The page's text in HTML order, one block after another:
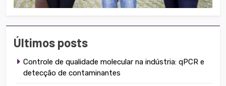
Últimos posts
Controle de qualidade molecular na indústria: qPCR e
detecção de contaminantes